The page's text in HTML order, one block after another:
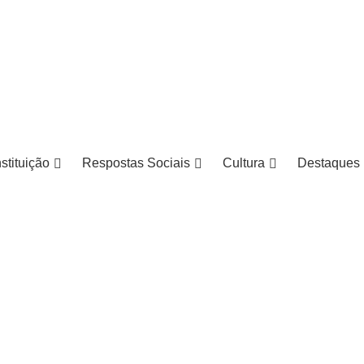
Respostas Sociais Cultura Destaques